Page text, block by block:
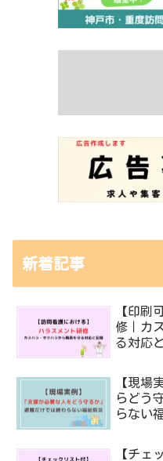
新着記事
【印刷
修｜カ
る対応
【現場
らどう
らない
【チェ